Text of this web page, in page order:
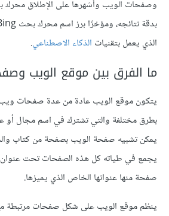
وصفحات الويب وأشهرها على الإطلاق
الذي يعمل بتقنيات الذكاء الاصطناعي.
ما الفرق بين موقع الويب
يتكون موقع الويب عادة من عدة صفحات ويب
بطرق مختلفة والتي تشترك في اسم مجال أو
يمكن تشبيه صفحة الويب بصفحة من كتاب
يجمع في طياته كل هذه الصفحات تحت
صفحة منها عنوانها الخاص الذي يميزها.
ينظم موقع الويب على شكل صفحات مرتبطة